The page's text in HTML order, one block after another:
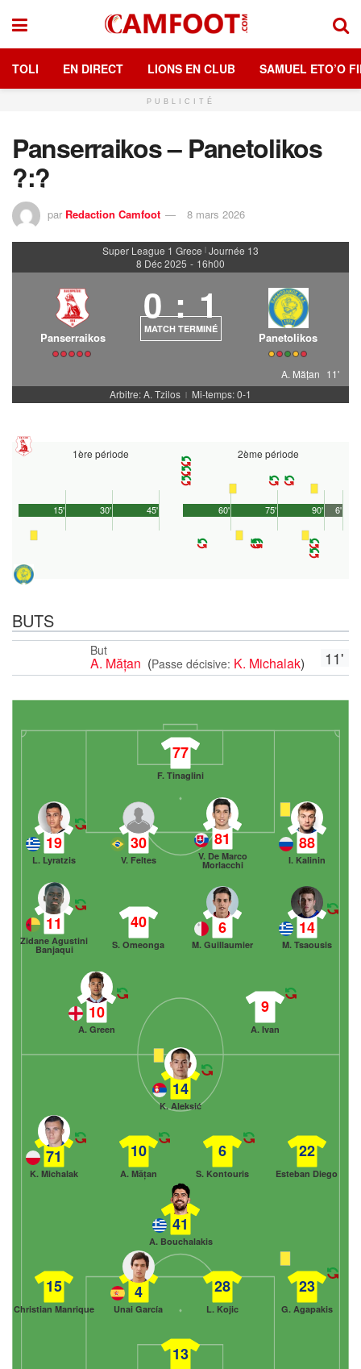
TOLI EN DIRECT LIONS EN CLUB SAMUEL ETO’O
PUBLICITÉ
Panserraikos – Panetolikos
?:?
par Redaction Camfoot 8 mars 2026
Super League 1 Grece | Journée 13
8 Déc 2025 - 16h00
Panserraikos
0 : 1
MATCH TERMINÉ
Panetolikos
A. Mățan 11'
Arbitre: A. Tzilos | Mi-temps: 0-1
1ère période
45'
15' 30'
2ème période
90'
60' 75' 6'
BUTS
11'
But
A. Mățan (Passe décisive: K. Michalak)
77
F. Tinaglini
88
I. Kalinin
81
V. De Marco
Morlacchi
30
V. Feltes
19
L. Lyratzis
14
M. Tsaousis
6
M. Guillaumier
40
S. Omeonga
11
Zidane Agustini
Banjaqui
9
A. Ivan
10
A. Green
13
15
Christian Manrique
4
Unai García
28
L. Kojic
23
G. Agapakis
41
A. Bouchalakis
71
K. Michalak
10
A. Mățan
6
S. Kontouris
22
Esteban Diego
14
K. Aleksić